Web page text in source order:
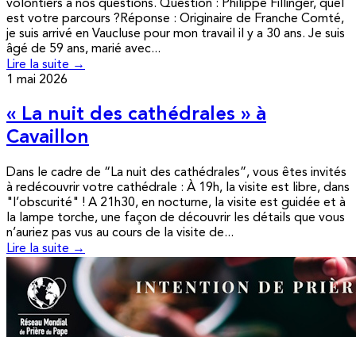
volontiers à nos questions. Question : Philippe Fillinger, quel
est votre parcours ?Réponse : Originaire de Franche Comté,
je suis arrivé en Vaucluse pour mon travail il y a 30 ans. Je suis
âgé de 59 ans, marié avec...
Lire la suite →
1 mai 2026
« La nuit des cathédrales » à
Cavaillon
Dans le cadre de “La nuit des cathédrales”, vous êtes invités
à redécouvrir votre cathédrale : À 19h, la visite est libre, dans
"l’obscurité" ! A 21h30, en nocturne, la visite est guidée et à
la lampe torche, une façon de découvrir les détails que vous
n’auriez pas vus au cours de la visite de...
Lire la suite →